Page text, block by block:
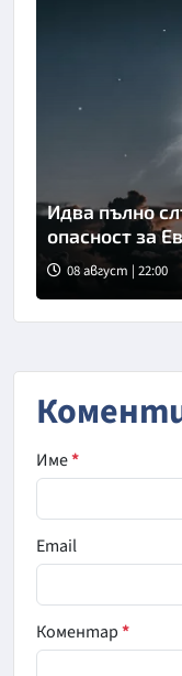
Идва пълно
опасност за
08 август | 22:00
Име*
Email
Коментар*